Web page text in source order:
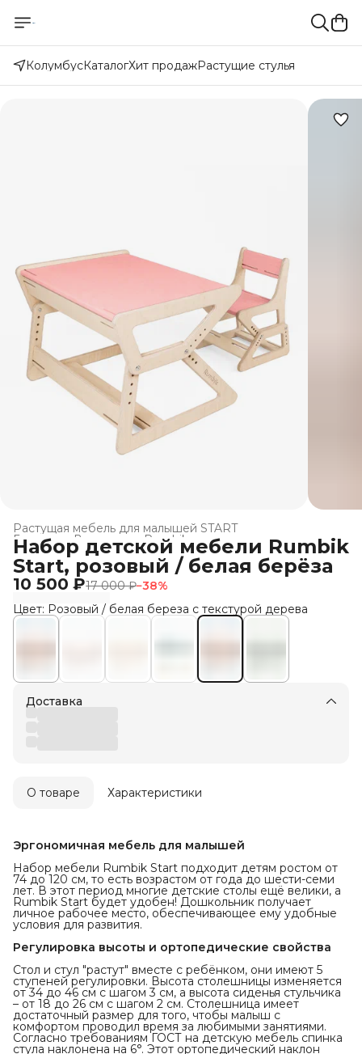
КолумбусКаталогХит продажРастущие стулья
Растущая мебель для малышей START
Все товары Rumbik
Главная
Набор детской мебели Rumbik
Start, розовый / белая берёза
10 500 ₽17 000 ₽−38%
Цвет: Розовый / белая береза с текстурой дерева
Доставка
О товаре Характеристики
Эргономичная мебель для малышей
Набор мебели Rumbik Start подходит детям ростом от
74 до 120 см, то есть возрастом от года до шести-семи
лет. В этот период многие детские столы ещё велики, а
Rumbik Start будет удобен! Дошкольник получает
личное рабочее место, обеспечивающее ему удобные
условия для развития.
Регулировка высоты и ортопедические свойства
Стол и стул "растут" вместе с ребёнком, они имеют 5
ступеней регулировки. Высота столешницы изменяется
от 34 до 46 см с шагом 3 см, а высота сиденья стульчика
– от 18 до 26 см с шагом 2 см. Столешница имеет
достаточный размер для того, чтобы малыш с
комфортом проводил время за любимыми занятиями.
Согласно требованиям ГОСТ на детскую мебель спинка
стула наклонена на 6°. Этот ортопедический наклон